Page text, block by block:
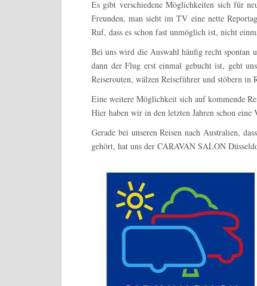
Es gibt verschiedene Möglichkeiten sich für
Freunden, man sieht im TV eine nette
Ruf, dass es schon fast unmöglich ist, nicht
Bei uns wird die Auswahl häufig recht spontan
dann der Flug erst einmal gebucht ist, geht
Reiserouten, wälzen Reiseführer und stöbern in
Eine weitere Möglichkeit sich auf kommende
Hier haben wir in den letzten Jahren schon
Gerade bei unseren Reisen nach Australien,
gehört, hat uns der CARAVAN SALON